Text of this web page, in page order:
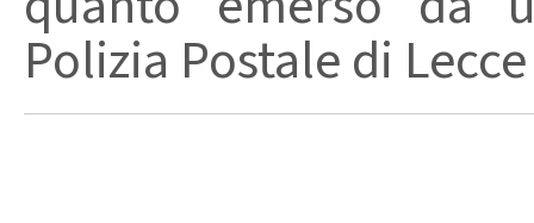
Polizia Postale di